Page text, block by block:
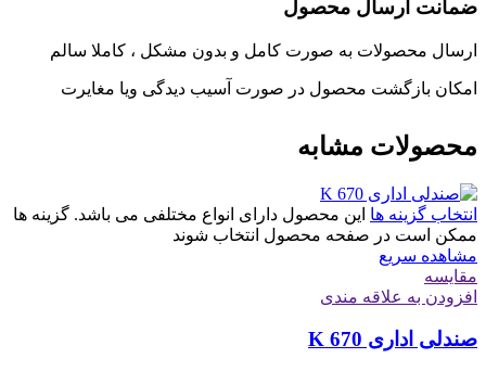
ضمانت ارسال محصول
ارسال محصولات به صورت کامل و بدون مشکل ، کاملا سالم
امکان بازگشت محصول در صورت آسیب دیدگی ویا مغایرت
محصولات مشابه
انتخاب گزینه ها این محصول دارای انواع مختلفی می باشد. گزینه ها
ممکن است در صفحه محصول انتخاب شوند
مشاهده سریع
مقایسه
افزودن به علاقه مندی
صندلی اداری K 670